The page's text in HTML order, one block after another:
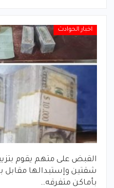
اخبار الحوادث
القبض على متهم يقوم
شقتين وإستبدالها
بأماكن متفرقه…